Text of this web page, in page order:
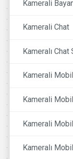
Kamerali
Kamerali Chat
Kameralı
Kamerali
Kamerali
Kamerali
Kameralı